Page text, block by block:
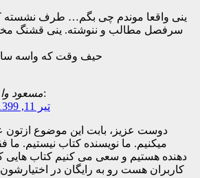
ینی واقعا موندم چی بگم… طرف نشسته
سرفصل مطالب و ننوشته. ینی قشنگ
حیف وقت که واسه
مسعودگفت:
تیر 11, 1399 در 17:17
دوست عزیز، بابت این موضوع ازتون
میکنیم. ما نویسنده کتاب نیستیم. ما
دهنده هستیم و سعی می کنیم کتاب هایی
کاربران هست رو به رایگان در اختیارشون